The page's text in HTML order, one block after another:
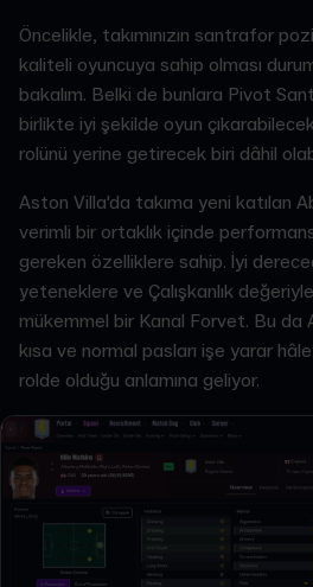
Öncelikle, takımınızın santrafor
kaliteli oyuncuya sahip olması
bakalım. Belki de bunlara Pivot
birlikte iyi şekilde oyun
rolünü yerine getirecek biri dâhil
Aston Villa'da takıma yeni katılan
verimli bir ortaklık içinde
gereken özelliklere sahip. İyi
yeteneklere ve Çalışkanlık
mükemmel bir Kanal Forvet. Bu da
kısa ve normal pasları işe yarar
rolde olduğu anlamına geliyor.